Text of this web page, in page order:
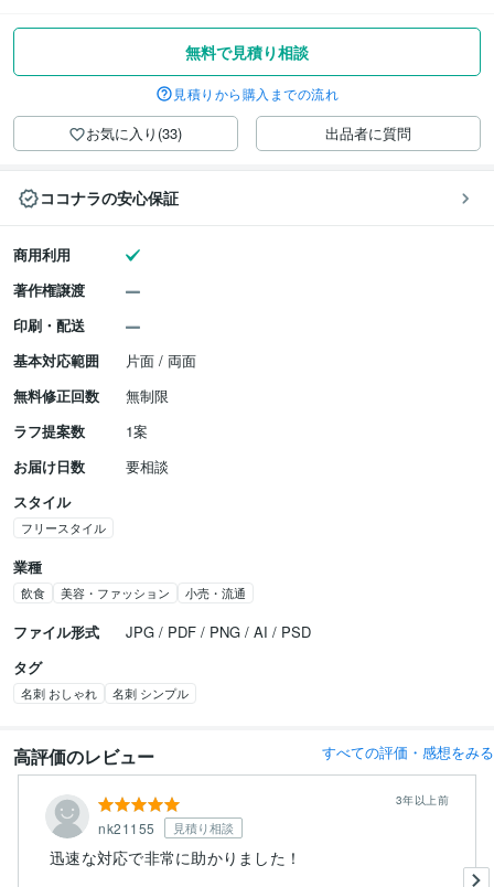
無料で見積り相談
見積りから購入までの流れ
お気に入り(33) 出品者に質問
ココナラの安心保証
商用利用
著作権譲渡
印刷・配送
基本対応範囲
片面 / 両面
無料修正回数
無制限
ラフ提案数
1案
お届け日数
要相談
スタイル
フリースタイル
業種
飲食 美容・ファッション 小売・流通
ファイル形式
JPG / PDF / PNG / AI / PSD
タグ
名刺 おしゃれ 名刺 シンプル
高評価のレビュー すべての評価・感想をみる
nk21155 見積り相談
3年以上前
迅速な対応で非常に助かりました！